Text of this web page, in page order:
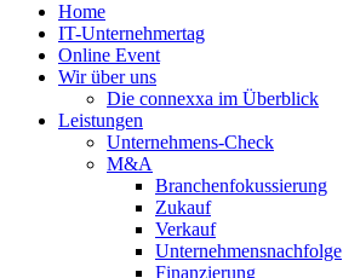
Home
IT-Unternehmertag
Online Event
Wir über uns
Die connexxa im Überblick
Leistungen
Unternehmens-Check
M&A
Branchenfokussierung
Zukauf
Verkauf
Unternehmensnachfolge
Finanzierung